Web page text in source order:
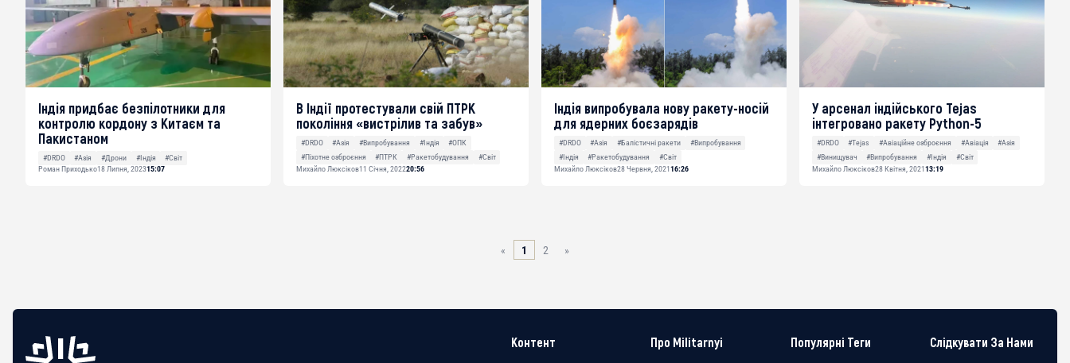
Індія придбає безпілотники для
контролю кордону з Китаєм та
Пакистаном
#DRDO #Азія #Дрони #Індія
#Світ
Роман Приходько18 Липня, 202315:07
В Індії протестували свій ПТРК
покоління «вистрілив та забув»
#DRDO #Азія #Випробування #Індія
#ОПК
#Піхотне озброєння
#ПТРК #Ракетобудування
#Світ
Михайло Люксіков11 Січня, 202220:56
Індія випробувала нову ракету-носій
для ядерних боєзарядів
#DRDO #Азія #Балістичні ракети
#Випробування
#Індія
#Ракетобудування
#Світ
Михайло Люксіков28 Червня, 202116:26
У арсенал індійського Tejas
інтегровано ракету Python-5
#DRDO #Tejas #Авіаційне озброєння #Авіація
#Азія
#Винищувач
#Випробування #Індія
#Світ
Михайло Люксіков28 Квітня, 202113:19
« 1 2 »
Контент Про Militarnyi Популярні Теги Слідкувати За Нами